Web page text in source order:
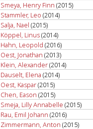
Smeya, Henry Finn (2015)
Stammler, Leo (2014)
Salja, Nael (2015)
Köppel, Linus(2014)
Hahn, Leopold (2016)
Oest, Jonathan (2013)
Klein, Alexander(2014)
Dauselt, Elena (2014)
Oest, Kaspar(2015)
Chen, Eason (2015)
Smeja, Lilly Annabelle (2015)
Rau, Emil Johann (2016)
Zimmermann, Anton (2015)